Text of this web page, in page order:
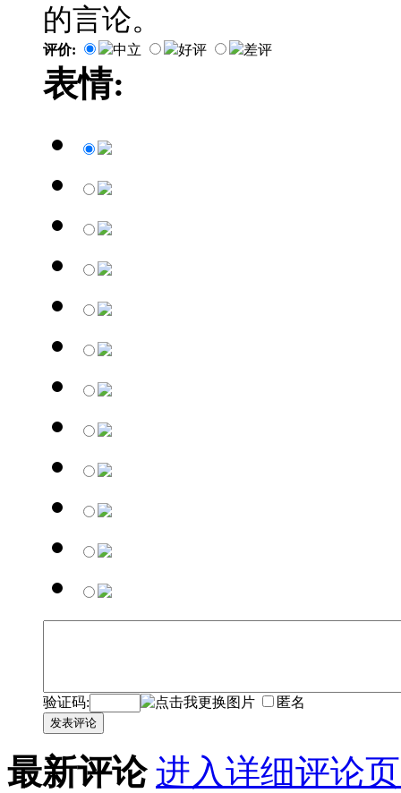
的言论。
评价: 中立 好评 差评
表情:
验证码: 匿名
发表评论
最新评论 进入详细评论